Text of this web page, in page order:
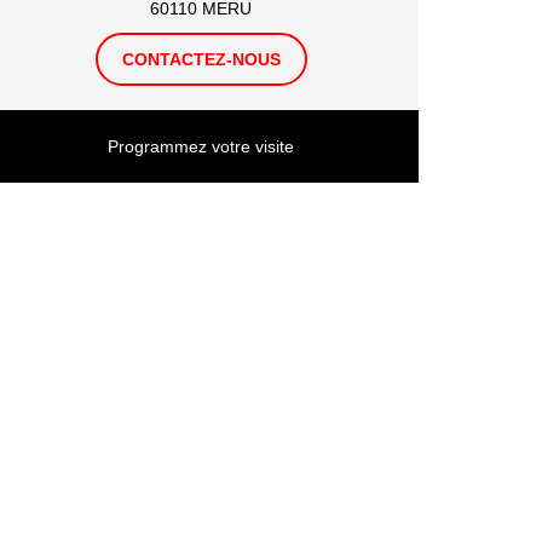
60110 MERU
CONTACTEZ-NOUS
Programmez votre visite